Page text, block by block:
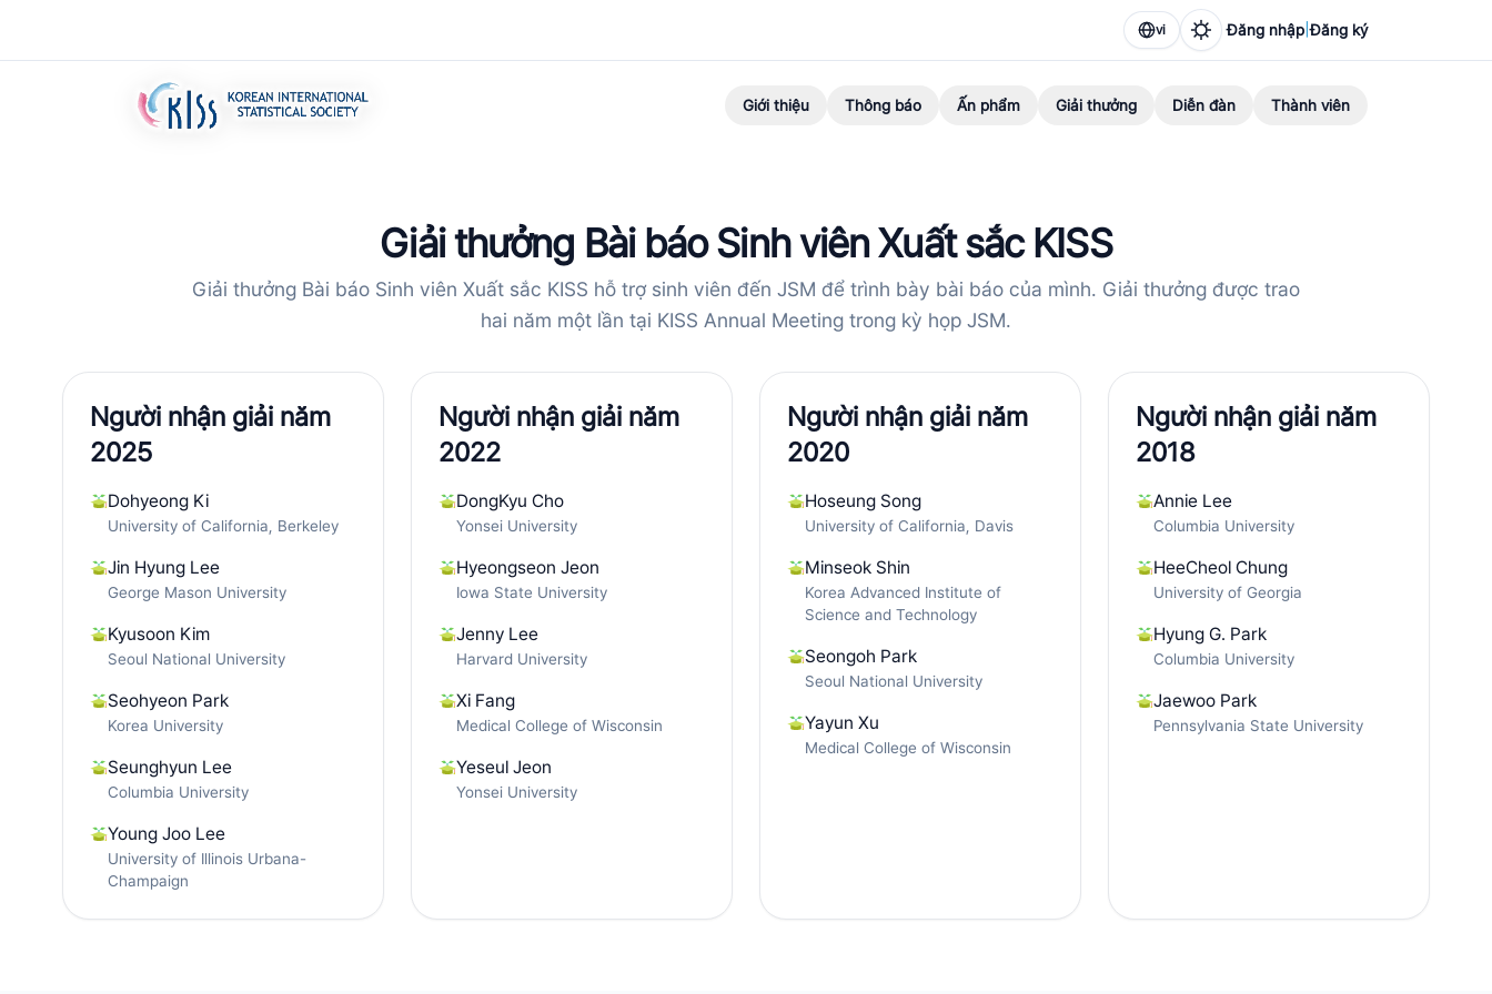
vi Đăng nhập |Đăng ký
Giới thiệu Thông báo Ấn phẩm Giải thưởng Diễn đàn Thành viên
Giải thưởng Bài báo Sinh viên Xuất sắc KISS
Giải thưởng Bài báo Sinh viên Xuất sắc KISS hỗ trợ sinh viên đến JSM để trình bày bài báo của mình. Giải thưởng được trao
hai năm một lần tại KISS Annual Meeting trong kỳ họp JSM.
Người nhận giải năm
2025
Dohyeong Ki
University of California, Berkeley
Jin Hyung Lee
George Mason University
Kyusoon Kim
Seoul National University
Seohyeon Park
Korea University
Seunghyun Lee
Columbia University
Young Joo Lee
University of Illinois Urbana-
Champaign
Người nhận giải năm
2022
DongKyu Cho
Yonsei University
Hyeongseon Jeon
Iowa State University
Jenny Lee
Harvard University
Xi Fang
Medical College of Wisconsin
Yeseul Jeon
Yonsei University
Người nhận giải năm
2020
Hoseung Song
University of California, Davis
Minseok Shin
Korea Advanced Institute of
Science and Technology
Seongoh Park
Seoul National University
Yayun Xu
Medical College of Wisconsin
Người nhận giải năm
2018
Annie Lee
Columbia University
HeeCheol Chung
University of Georgia
Hyung G. Park
Columbia University
Jaewoo Park
Pennsylvania State University